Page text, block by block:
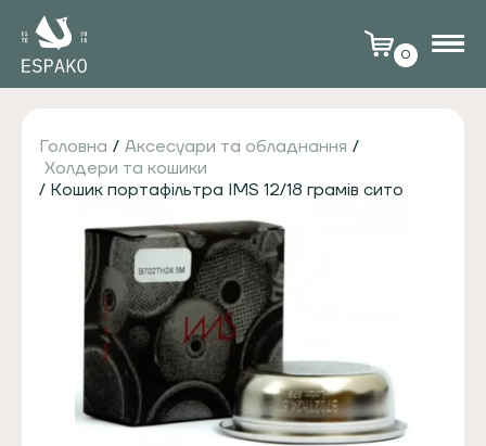
0
Головна / Аксесуари та обладнання /
Холдери та кошики
/ Кошик портафільтра IMS 12/18 грамів сито